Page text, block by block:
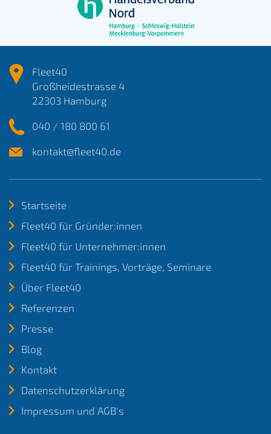
Fleet40
Großheidestrasse 4
22303 Hamburg
040 / 180 800 61
kontakt@fleet40.de
Startseite
Fleet40 für Gründer:innen
Fleet40 für Unternehmer:innen
Fleet40 für Trainings, Vorträge, Seminare
Über Fleet40
Referenzen
Presse
Blog
Kontakt
Datenschutzerklärung
Impressum und AGB's